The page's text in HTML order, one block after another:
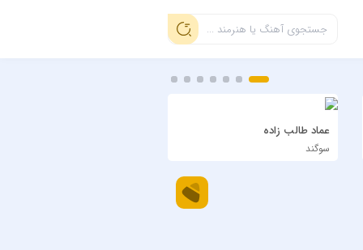
عماد طالب زاده
سوگند